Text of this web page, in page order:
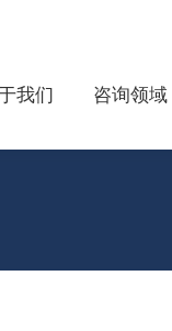
我们 咨询领域